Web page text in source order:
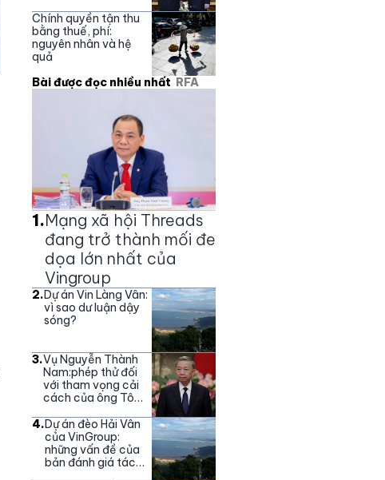
Chính quyền tận thu
bằng thuế, phí:
nguyên nhân và hệ
quả
Bài được đọc nhiều nhất RFA
1.Mạng xã hội Threads
đang trở thành mối đe
dọa lớn nhất của
Vingroup
2.Dự án Vin Làng Vân:
vì sao dư luận dậy
sóng?
3.Vụ Nguyễn Thành
Nam:phép thử đối
với tham vọng cải
cách của ông Tô
4.Dự án đèo Hải Vân
của VinGroup:
những vấn đề của
bản đánh giá tác